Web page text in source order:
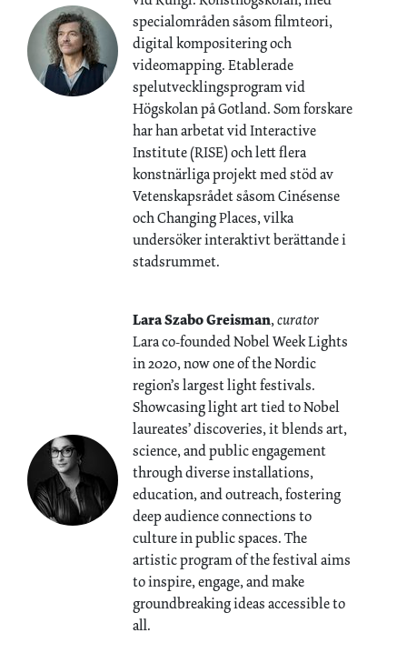
specialområden såsom filmteori,
digital kompositering och
videomapping. Etablerade
spelutvecklingsprogram vid
Högskolan på Gotland. Som forskare
har han arbetat vid Interactive
Institute (RISE) och lett flera
konstnärliga projekt med stöd av
Vetenskapsrådet såsom Cinésense
och Changing Places, vilka
undersöker interaktivt berättande i
stadsrummet.
Lara Szabo Greisman,curator
Lara co-founded Nobel Week Lights
in 2020, now one of the Nordic
region’s largest light festivals.
Showcasing light art tied to Nobel
laureates’ discoveries, it blends art,
science, and public engagement
through diverse installations,
education, and outreach, fostering
deep audience connections to
culture in public spaces. The
artistic program of the festival aims
to inspire, engage, and make
groundbreaking ideas accessible to
all.